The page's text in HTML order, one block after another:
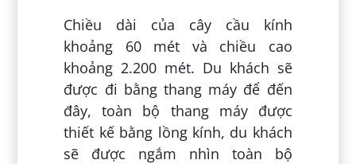
Chiều dài của cây cầu kính
khoảng 60 mét và chiều cao
khoảng 2.200 mét. Du khách sẽ
được đi bằng thang máy để đến
đây, toàn bộ thang máy được
thiết kế bằng lồng kính, du khách
sẽ được ngắm nhìn toàn bộ